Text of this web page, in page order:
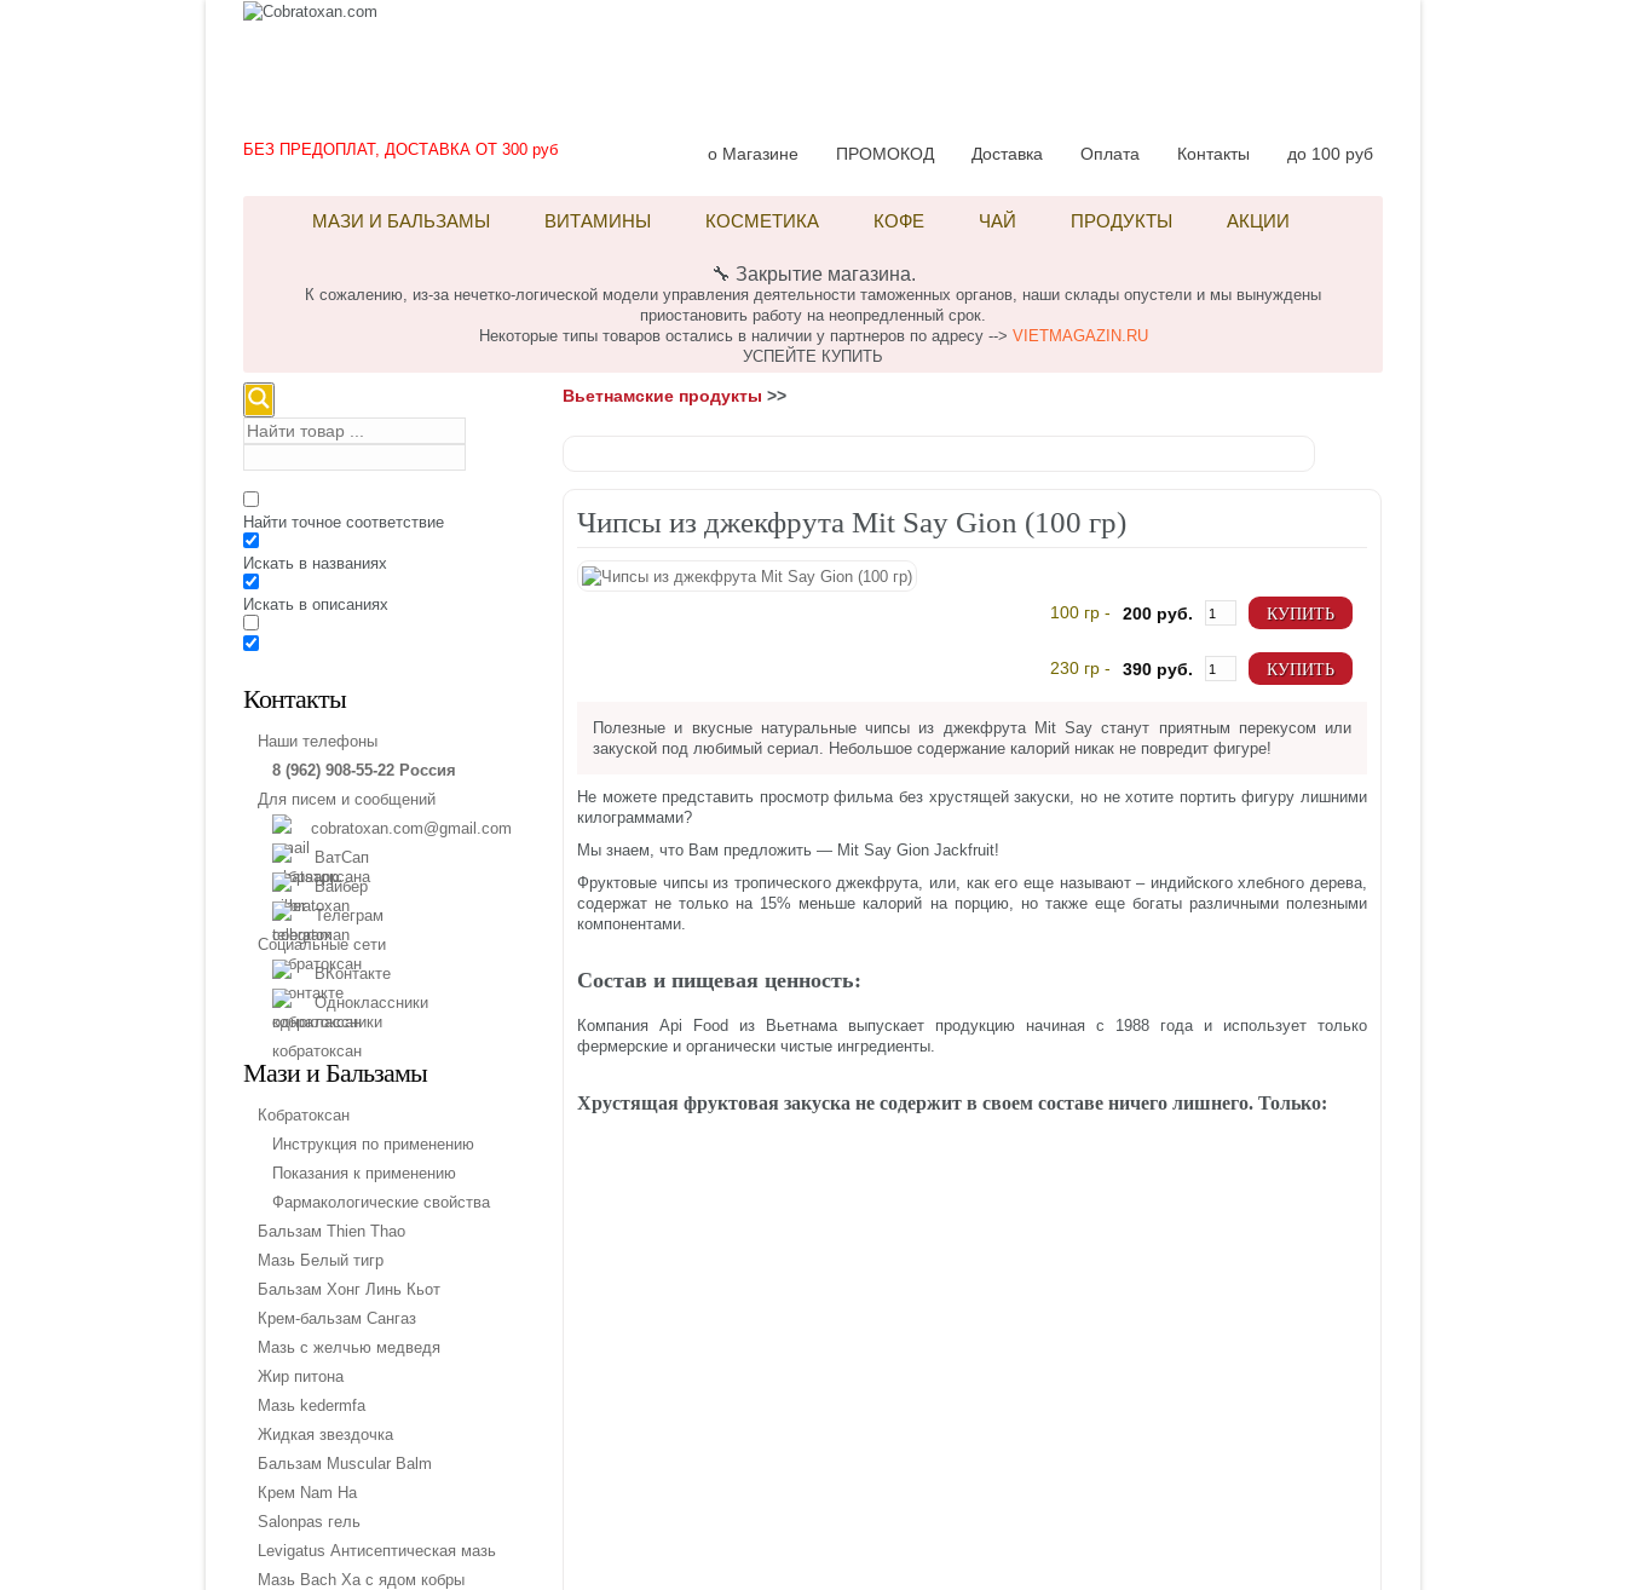
БЕЗ ПРЕДОПЛАТ, ДОСТАВКА ОТ 300 руб о Магазине ПРОМОКОД Доставка Оплата Контакты до 100 руб
МАЗИ И БАЛЬЗАМЫ ВИТАМИНЫ КОСМЕТИКА КОФЕ ЧАЙ ПРОДУКТЫ АКЦИИ
🔧 Закрытие магазина.
К сожалению, из-за нечетко-логической модели управления деятельности таможенных органов, наши склады опустели и мы вынуждены
приостановить работу на неопредленный срок.
Некоторые типы товаров остались в наличии у партнеров по адресу --> VIETMAGAZIN.RU
УСПЕЙТЕ КУПИТЬ
Найти точное соответствие
Искать в названиях
Искать в описаниях
Контакты
Наши телефоны
8 (962) 908-55-22 Россия
Для писем и сообщений
cobratoxan.com@gmail.com
ВатСап
Вайбер
Телеграм
Социальные сети
ВКонтакте
Одноклассники
Мази и Бальзамы
Кобратоксан
Инструкция по применению
Показания к применению
Фармакологические свойства
Бальзам Thien Thao
Мазь Белый тигр
Бальзам Хонг Линь Кьот
Крем-бальзам Сангаз
Мазь с желчью медведя
Жир питона
Мазь kedermfa
Жидкая звездочка
Бальзам Muscular Balm
Крем Nam Ha
Salonpas гель
Levigatus Антисептическая мазь
Мазь Bach Xa с ядом кобры
Вьетнамские продукты >>
Чипсы из джекфрута Mit Say Gion (100 гр)
100 гр - 200 руб. КУПИТЬ
230 гр - 390 руб. КУПИТЬ
Полезные и вкусные натуральные чипсы из джекфрута Mit Say станут приятным перекусом или
закуской под любимый сериал. Небольшое содержание калорий никак не повредит фигуре!
Не можете представить просмотр фильма без хрустящей закуски, но не хотите портить фигуру лишними
килограммами?
Мы знаем, что Вам предложить — Mit Say Gion Jackfruit!
Фруктовые чипсы из тропического джекфрута, или, как его еще называют – индийского хлебного дерева,
содержат не только на 15% меньше калорий на порцию, но также еще богаты различными полезными
компонентами.
Состав и пищевая ценность:
Компания Api Food из Вьетнама выпускает продукцию начиная с 1988 года и использует только
фермерские и органически чистые ингредиенты.
Хрустящая фруктовая закуска не содержит в своем составе ничего лишнего. Только: